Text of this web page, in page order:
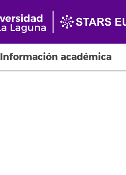
Información académica